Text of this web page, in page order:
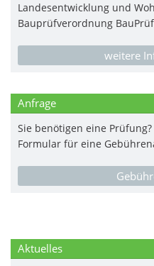
Landesentwicklung und
Bauprüfverordnung
weitere
Anfrage
Sie benötigen eine
Formular für eine
Aktuelles